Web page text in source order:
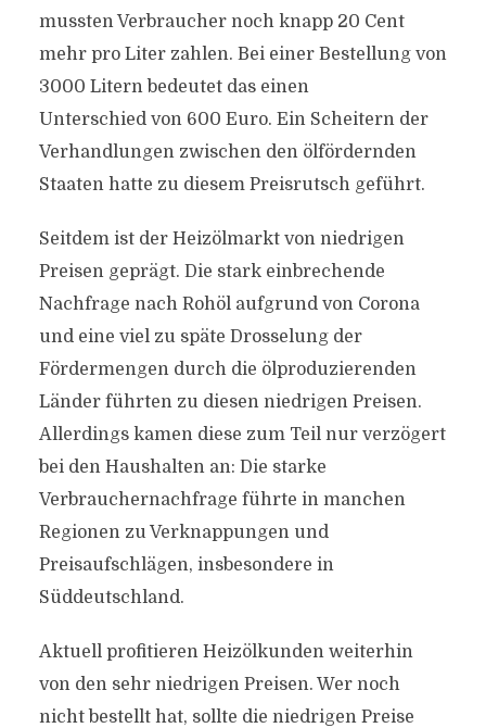
mussten Verbraucher noch knapp 20 Cent
mehr pro Liter zahlen. Bei einer Bestellung von
3000 Litern bedeutet das einen
Unterschied von 600 Euro. Ein Scheitern der
Verhandlungen zwischen den ölfördernden
Staaten hatte zu diesem Preisrutsch geführt.
Seitdem ist der Heizölmarkt von niedrigen
Preisen geprägt. Die stark einbrechende
Nachfrage nach Rohöl aufgrund von Corona
und eine viel zu späte Drosselung der
Fördermengen durch die ölproduzierenden
Länder führten zu diesen niedrigen Preisen.
Allerdings kamen diese zum Teil nur verzögert
bei den Haushalten an: Die starke
Verbrauchernachfrage führte in manchen
Regionen zu Verknappungen und
Preisaufschlägen, insbesondere in
Süddeutschland.
Aktuell profitieren Heizölkunden weiterhin
von den sehr niedrigen Preisen. Wer noch
nicht bestellt hat, sollte die niedrigen Preise